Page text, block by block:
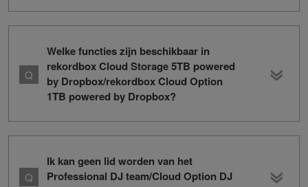
Welke functies zijn beschikbaar in
rekordbox Cloud Storage 5TB powered
by Dropbox/rekordbox Cloud Option
1TB powered by Dropbox?
Ik kan geen lid worden van het
Professional DJ team/Cloud Option DJ